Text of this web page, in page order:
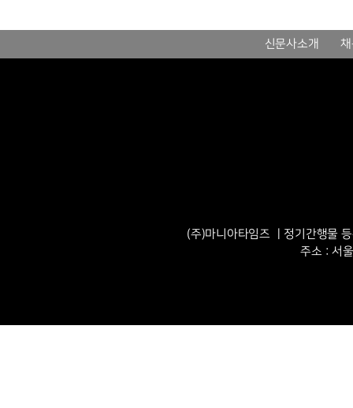
신문사소개
(주)마니아타임즈 ㅣ정기간행물
주소 : 서